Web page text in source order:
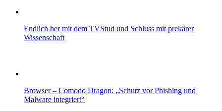
Endlich her mit dem TVStud und Schluss mit prekärer
Wissenschaft
Browser – Comodo Dragon: „Schutz vor Phishing und
Malware integriert“